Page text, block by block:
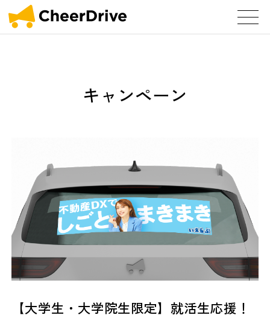
キャンペーン
【大学生・大学院生限定】就活生応援！